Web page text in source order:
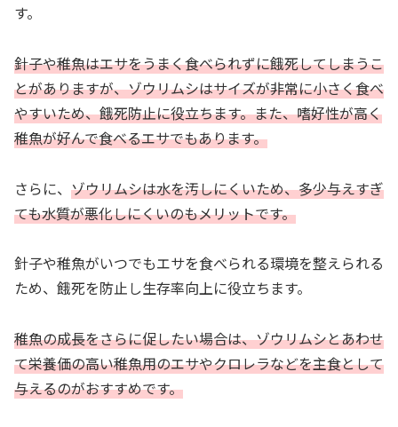
す。
針子や稚魚はエサをうまく食べられずに餓死してしまうこ
とがありますが、ゾウリムシはサイズが非常に小さく食べ
やすいため、餓死防止に役立ちます。また、嗜好性が高く
稚魚が好んで食べるエサでもあります。
さらに、 ゾウリムシは水を汚しにくいため、多少与えすぎ
ても水質が悪化しにくいのもメリットです。
針子や稚魚がいつでもエサを食べられる環境を整えられる
ため、餓死を防止し生存率向上に役立ちます。
稚魚の成長をさらに促したい場合は、ゾウリムシとあわせ
て栄養価の高い稚魚用のエサやクロレラなどを主食として
与えるのがおすすめです。